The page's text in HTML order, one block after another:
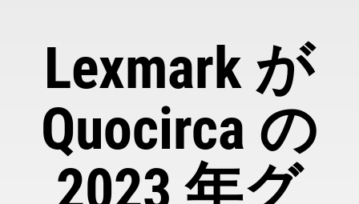
Lexmark が
Quocirca の
2023 年グ